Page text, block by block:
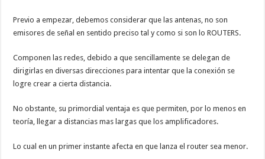
Previo a empezar, debemos considerar que las antenas, no son
emisores de señal en sentido preciso tal y como si son lo ROUTERS.
Componen las redes, debido a que sencillamente se delegan de
dirigirlas en diversas direcciones para intentar que la conexión se
logre crear a cierta distancia.
No obstante, su primordial ventaja es que permiten, por lo menos en
teoría, llegar a distancias mas largas que los amplificadores.
Lo cual en un primer instante afecta en que lanza el router sea menor.